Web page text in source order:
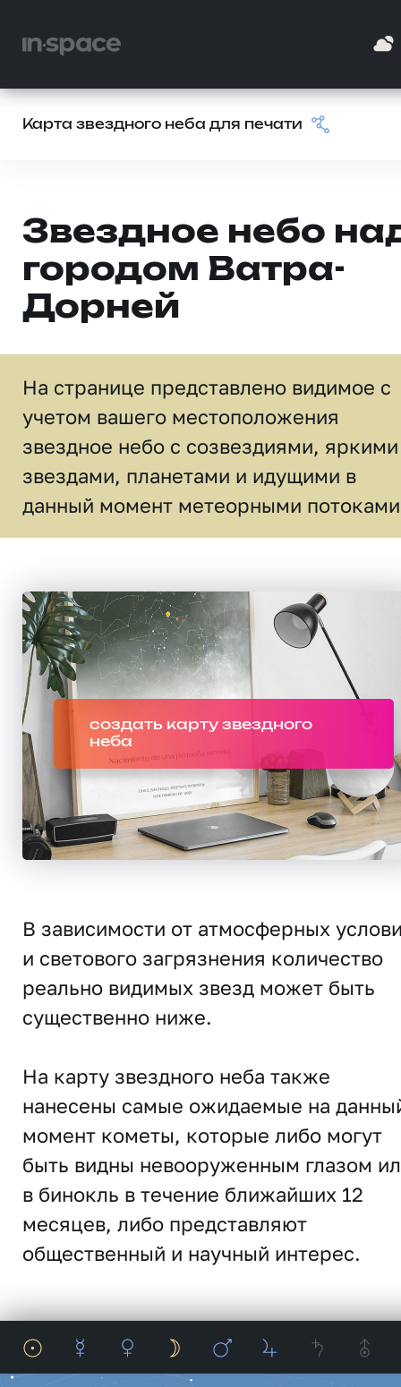
Карта звездного неба для печати
Звездное небо
городом Ватра-
Дорней
На странице представлено видимое c
учетом вашего местоположения
звездное небо c созвездиями, яркими
звездами, планетами и идущими в
данный момент метеорными
создать карту звездного
неба
В зависимости от атмосферных
и светового загрязнения количество
реально видимых звезд может быть
существенно ниже.
На карту звездного неба также
нанесены самые ожидаемые на
момент кометы, которые либо могут
быть видны невооруженным глазом
в бинокль в течение ближайших 12
месяцев, либо представляют
общественный и научный интерес.